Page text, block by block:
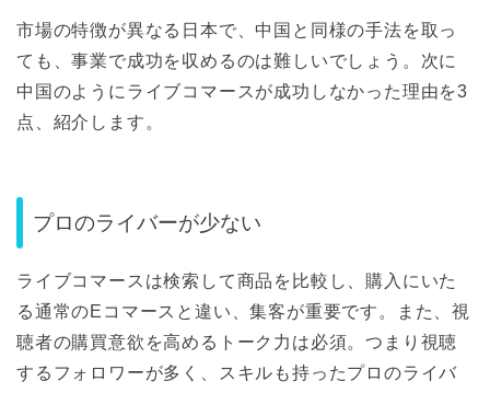
市場の特徴が異なる日本で、中国と同様の手法を取っ
ても、事業で成功を収めるのは難しいでしょう。次に
中国のようにライブコマースが成功しなかった理由を3
点、紹介します。
プロのライバーが少ない
ライブコマースは検索して商品を比較し、購入にいた
る通常のEコマースと違い、集客が重要です。また、視
聴者の購買意欲を高めるトーク力は必須。つまり視聴
するフォロワーが多く、スキルも持ったプロのライバ